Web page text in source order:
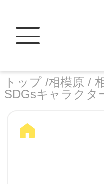
トップ /相模原 /
SDGsキャラク